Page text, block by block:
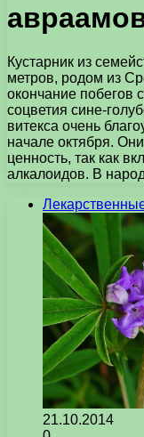
Кустарник из
метров, родом из
окончание побегов
соцветия сине-
витекса очень
начале октября.
ценность, так как
алкалоидов. В
21.10.2014